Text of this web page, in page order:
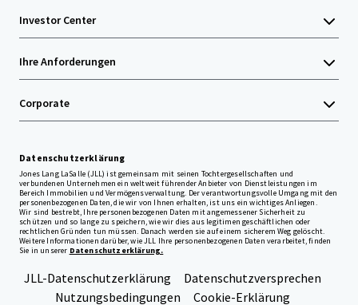
Investor Center
Ihre Anforderungen
Corporate
Datenschutzerklärung
Jones Lang LaSalle (JLL) ist gemeinsam mit seinen Tochtergesellschaften und
verbundenen Unternehmen ein weltweit führender Anbieter von Dienstleistungen im
Bereich Immobilien und Vermögensverwaltung. Der verantwortungsvolle Umgang mit den
personenbezogenen Daten, die wir von Ihnen erhalten, ist uns ein wichtiges Anliegen.
Wir sind bestrebt, Ihre personenbezogenen Daten mit angemessener Sicherheit zu
schützen und so lange zu speichern, wie wir dies aus legitimen geschäftlichen oder
rechtlichen Gründen tun müssen. Danach werden sie auf einem sicherem Weg gelöscht.
Weitere Informationen darüber, wie JLL Ihre personenbezogenen Daten verarbeitet, finden
Sie in unserer Datenschutzerklärung.
JLL-Datenschutzerklärung
Datenschutzversprechen
Nutzungsbedingungen
Cookie-Erklärung